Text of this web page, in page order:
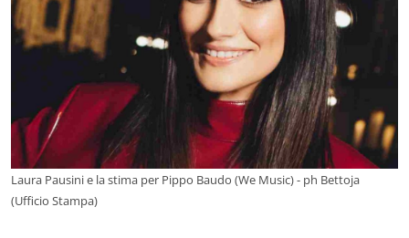
Laura Pausini e la stima per Pippo Baudo (We Music) - ph Bettoja
(Ufficio Stampa)